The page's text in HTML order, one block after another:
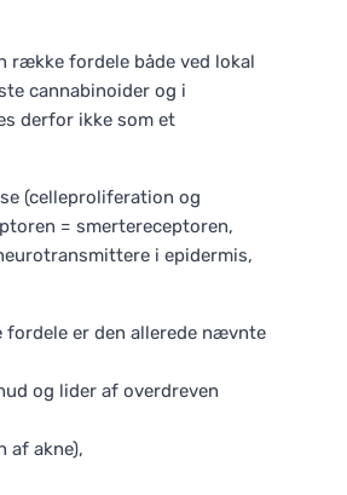
række fordele både ved lokal
cannabinoider og i
derfor ikke som et
(celleproliferation og
= smertereceptoren,
i epidermis,
er den allerede nævnte
og lider af overdreven
af akne),